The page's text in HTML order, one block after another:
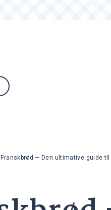
Franskbrød — Den ultimative guide